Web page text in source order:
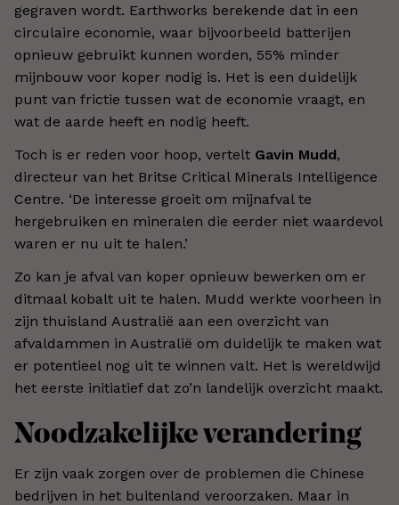
gegraven wordt. Earthworks berekende dat in een
circulaire economie, waar bijvoorbeeld batterijen
opnieuw gebruikt kunnen worden, 55% minder
mijnbouw voor koper nodig is. Het is een duidelijk
punt van frictie tussen wat de economie vraagt, en
wat de aarde heeft en nodig heeft.
Toch is er reden voor hoop, vertelt Gavin Mudd,
directeur van het Britse Critical Minerals Intelligence
Centre. ‘De interesse groeit om mijnafval te
hergebruiken en mineralen die eerder niet waardevol
waren er nu uit te halen.’
Zo kan je afval van koper opnieuw bewerken om er
ditmaal kobalt uit te halen. Mudd werkte voorheen in
zijn thuisland Australië aan een overzicht van
afvaldammen in Australië om duidelijk te maken wat
er potentieel nog uit te winnen valt. Het is wereldwijd
het eerste initiatief dat zo’n landelijk overzicht maakt.
Noodzakelijke verandering
Er zijn vaak zorgen over de problemen die Chinese
bedrijven in het buitenland veroorzaken. Maar in